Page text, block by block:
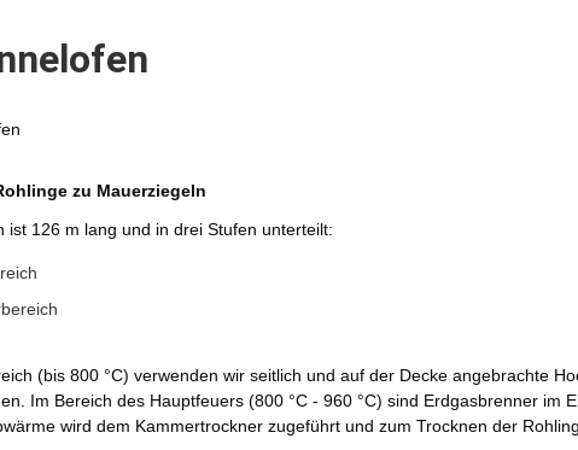
zu Mauerziegeln
ist 126 m lang und in drei Stufen unterteilt:
(bis 800 °C) verwenden wir seitlich und auf der Decke angebrachte
Im Bereich des Hauptfeuers (800 °C - 960 °C) sind Erdgasbrenner im
wird dem Kammertrockner zugeführt und zum Trocknen der